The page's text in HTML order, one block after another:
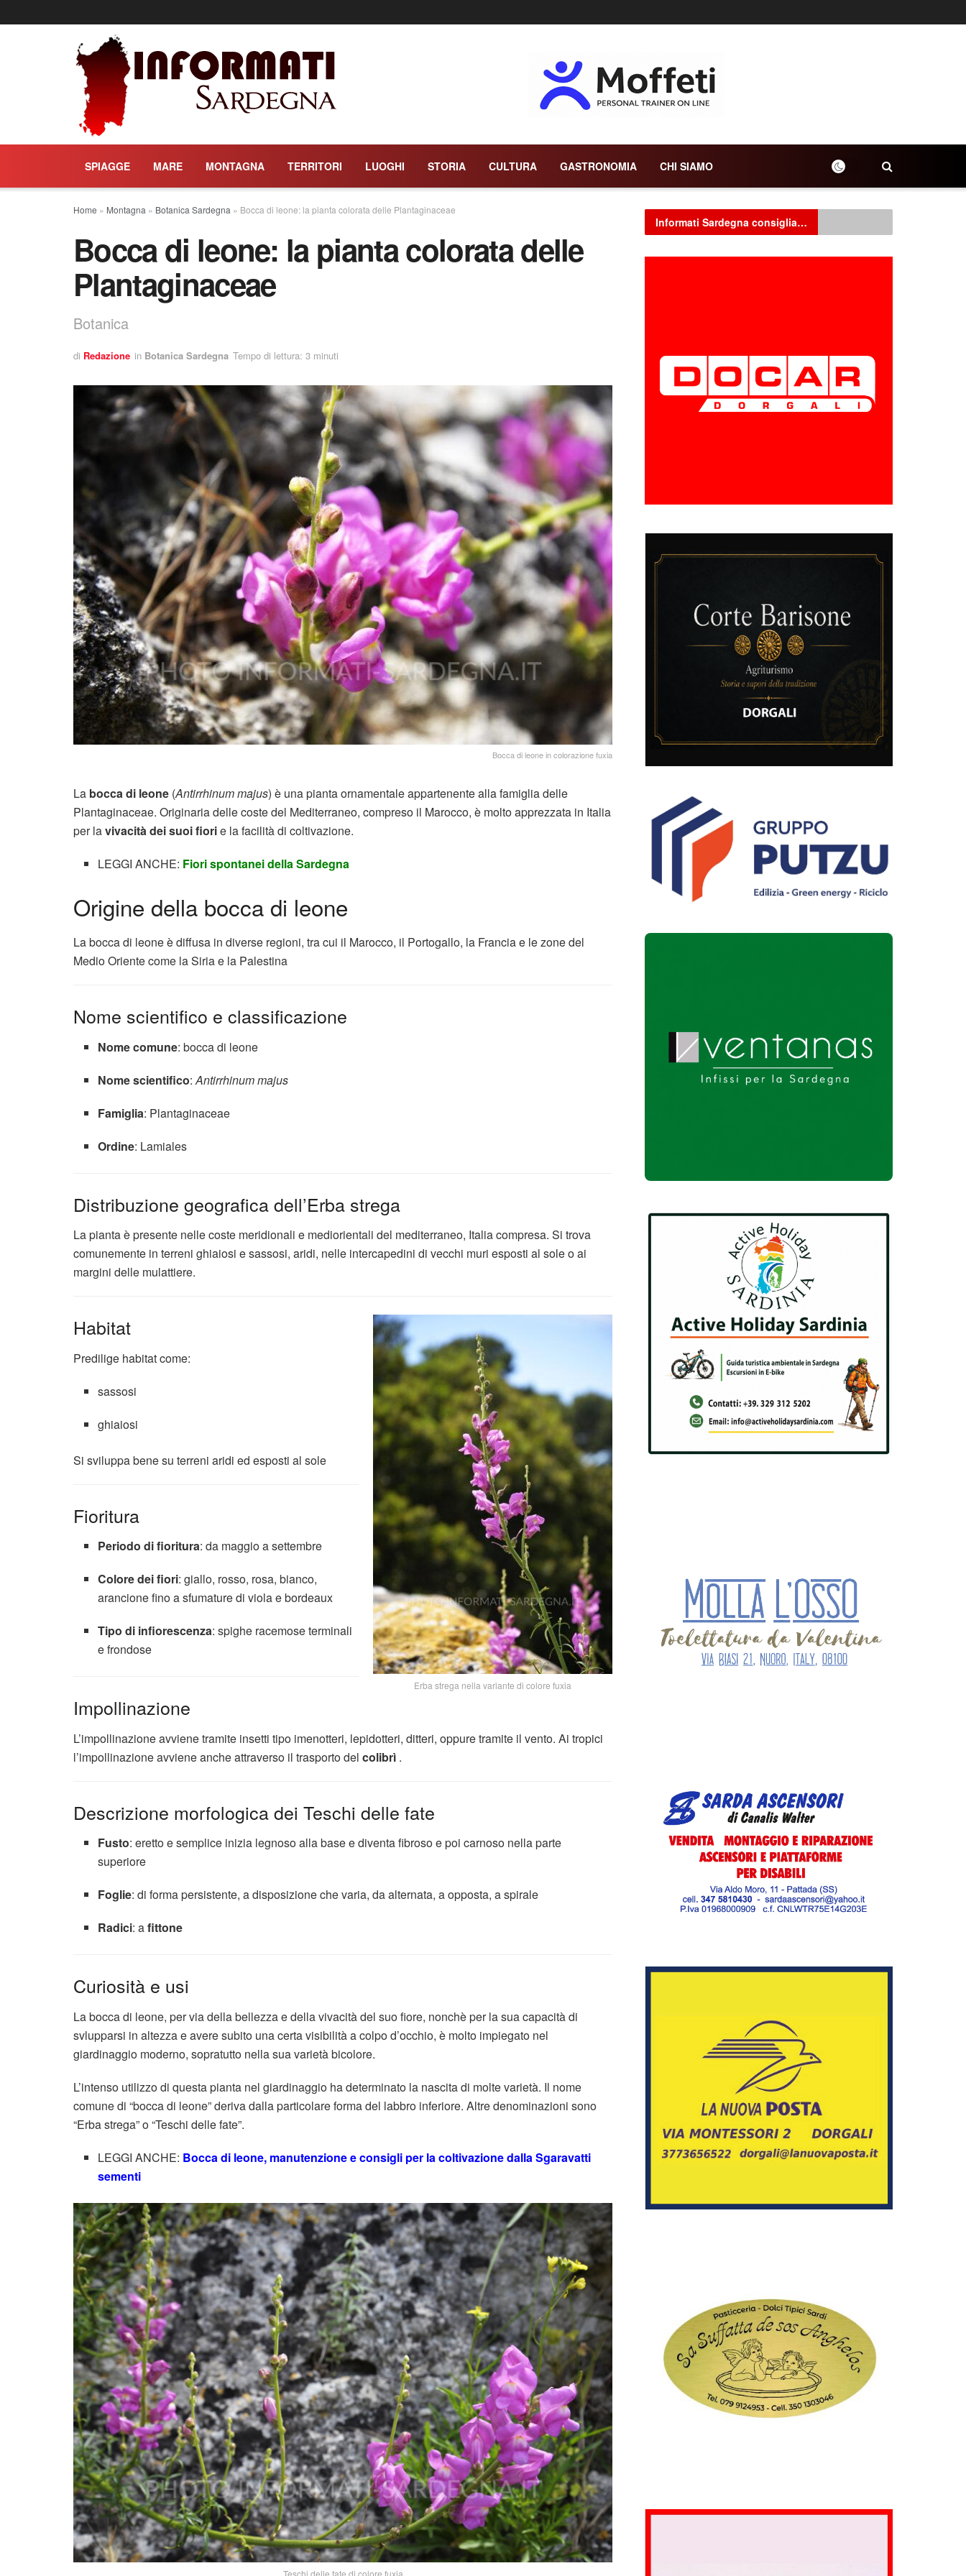
SPIAGGE MARE MONTAGNA TERRITORI LUOGHI STORIA CULTURA GASTRONOMIA CHI SIAMO
Home » Montagna » Botanica Sardegna » Bocca di leone: la pianta colorata delle Plantaginaceae
Bocca di leone: la pianta colorata delle
Plantaginaceae
Botanica
di Redazione in Botanica Sardegna Tempo di lettura: 3 minuti
Bocca di leone in colorazione fuxia
La bocca di leone (Antirrhinum majus) è una pianta ornamentale appartenente alla famiglia delle
Plantaginaceae. Originaria delle coste del Mediterraneo, compreso il Marocco, è molto apprezzata in Italia
per lavivacità dei suoi fiorie la facilità di coltivazione.
LEGGI ANCHE: Fiori spontanei della Sardegna
Origine della bocca di leone
La bocca di leone è diffusa in diverse regioni, tra cui il Marocco, il Portogallo, la Francia e le zone del
Medio Oriente come la Siria e la Palestina
Nome scientifico e classificazione
Nome comune: bocca di leone
Nome scientifico:Antirrhinum majus
Famiglia: Plantaginaceae
Ordine: Lamiales
Distribuzione geografica dell’Erba strega
La pianta è presente nelle coste meridionali e mediorientali del mediterraneo, Italia compresa. Si trova
comunemente in terreni ghiaiosi e sassosi, aridi, nelle intercapedini di vecchi muri esposti al sole o ai
margini delle mulattiere.
Erba strega nella variante di colore fuxia
Habitat
Predilige habitat come:
sassosi
ghiaiosi
Si sviluppa bene su terreni aridi ed esposti al sole
Fioritura
Periodo di fioritura: da maggio a settembre
Colore dei fiori: giallo, rosso, rosa, bianco,
arancione fino a sfumature di viola e bordeaux
Tipo di infiorescenza: spighe racemose terminali
e frondose
Impollinazione
L’impollinazione avviene tramite insetti tipo imenotteri, lepidotteri, ditteri, oppure tramite il vento. Ai tropici
l’impollinazione avviene anche attraverso il trasporto del colibrì .
Descrizione morfologica dei Teschi delle fate
Fusto: eretto e semplice inizia legnoso alla base e diventa fibroso e poi carnoso nella parte
superiore
Foglie: di forma persistente, a disposizione che varia, da alternata, a opposta, a spirale
Radici: afittone
Curiosità e usi
La bocca di leone, per via della bellezza e della vivacità del suo fiore, nonchè per la sua capacità di
svlupparsi in altezza e avere subito una certa visibilità a colpo d’occhio, è molto impiegato nel
giardinaggio moderno, sopratutto nella sua varietà bicolore.
L’intenso utilizzo di questa pianta nel giardinaggio ha determinato la nascita di molte varietà. Il nome
comune di “bocca di leone” deriva dalla particolare forma del labbro inferiore. Altre denominazioni sono
“Erba strega” o “Teschi delle fate”.
LEGGI ANCHE: Bocca di leone, manutenzione e consigli per la coltivazione dalla Sgaravatti
sementi
Teschi delle fate di colore fuxia
Informati Sardegna consiglia…